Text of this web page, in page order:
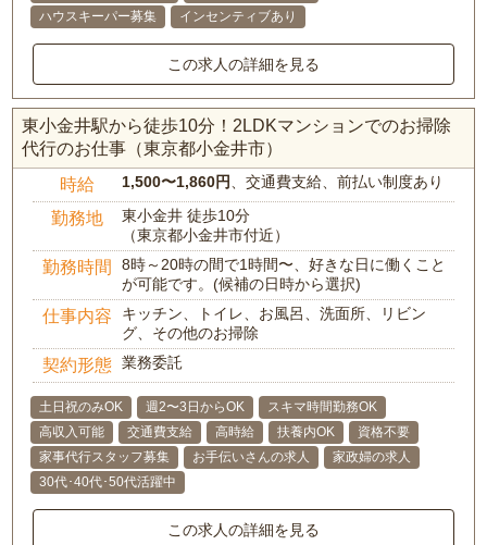
ハウスキーパー募集
インセンティブあり
この求人の詳細を見る
東小金井駅から徒歩10分！2LDKマンションでのお掃除
代行のお仕事（東京都小金井市）
時給 1,500〜1,860円 、交通費支給、前払い制度あり
勤務地
東小金井 徒歩10分
（東京都小金井市付近）
勤務時間
8時～20時の間で1時間〜、好きな日に働くこと
が可能です。(候補の日時から選択)
仕事内容
キッチン、トイレ、お風呂、洗面所、リビン
グ、その他のお掃除
契約形態 業務委託
土日祝のみOK 週2〜3日からOK
スキマ時間勤務OK
高収入可能
交通費支給 高時給 扶養内OK
資格不要
家事代行スタッフ募集
お手伝いさんの求人
家政婦の求人
30代･40代･50代活躍中
この求人の詳細を見る